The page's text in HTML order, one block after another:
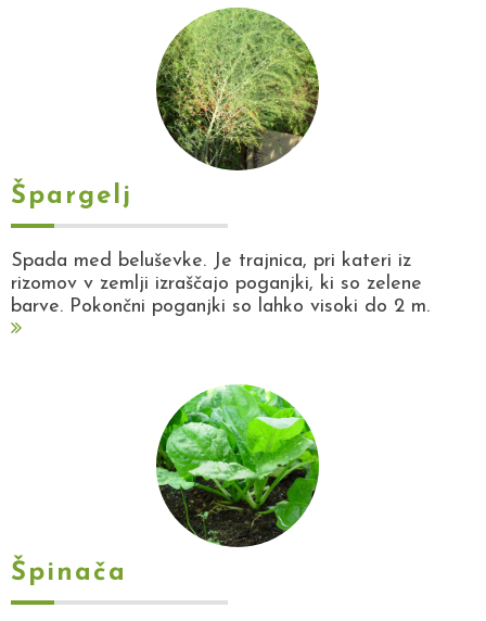
Špargelj
Spada med beluševke. Je trajnica, pri kateri iz
rizomov v zemlji izraščajo poganjki, ki so zelene
barve. Pokončni poganjki so lahko visoki do 2 m.
Špinača